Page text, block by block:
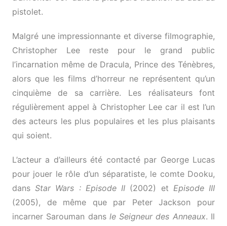
pistolet.
Malgré une impressionnante et diverse filmographie,
Christopher Lee reste pour le grand public
l’incarnation même de Dracula, Prince des Ténèbres,
alors que les films d’horreur ne représentent qu’un
cinquième de sa carrière. Les réalisateurs font
régulièrement appel à Christopher Lee car il est l’un
des acteurs les plus populaires et les plus plaisants
qui soient.
L’acteur a d’ailleurs été contacté par George Lucas
pour jouer le rôle d’un séparatiste, le comte Dooku,
dansStar Wars : Episode II (2002) et Episode III
(2005), de même que par Peter Jackson pour
incarner Sarouman dans le Seigneur des Anneaux. Il